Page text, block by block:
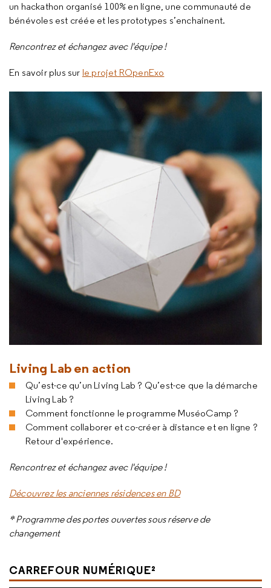
un hackathon organisé 100% en ligne, une communauté de
bénévoles est créée et les prototypes s’enchainent.
Rencontrez et échangez avec l'équipe !
En savoir plus sur le projet ROpenExo
Living Lab en action
Qu’est-ce qu’un Living Lab ? Qu’est-ce que la démarche
Living Lab ?
Comment fonctionne le programme MuséoCamp ?
Comment collaborer et co-créer à distance et en ligne ?
Retour d'expérience.
Rencontrez et échangez avec l'équipe !
Découvrez les anciennes résidences en BD
* Programme des portes ouvertes sous réserve de
changement
CARREFOUR NUMÉRIQUE²